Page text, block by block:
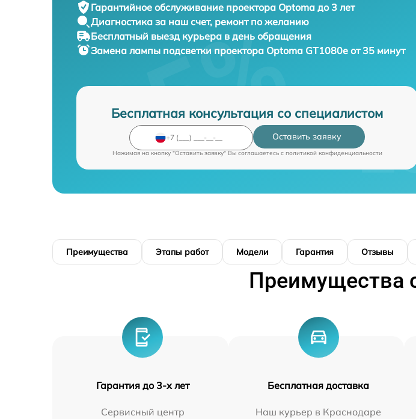
Гарантийное обслуживание проектора Optoma до 3 лет
Диагностика за наш счет, ремонт по желанию
Бесплатный выезд курьера в день обращения
Замена лампы подсветки проектора Optoma GT1080e от 35 минут
Бесплатная консультация со специалистом
Оставить заявку
Нажимая на кнопку "Оставить заявку" Вы соглашаетесь c политикой конфиденциальности
Преимущества Этапы работ Модели Гарантия Отзывы
Преимущества
Гарантия до 3-х лет
Сервисный центр
Бесплатная доставка
Наш курьер в Краснодаре